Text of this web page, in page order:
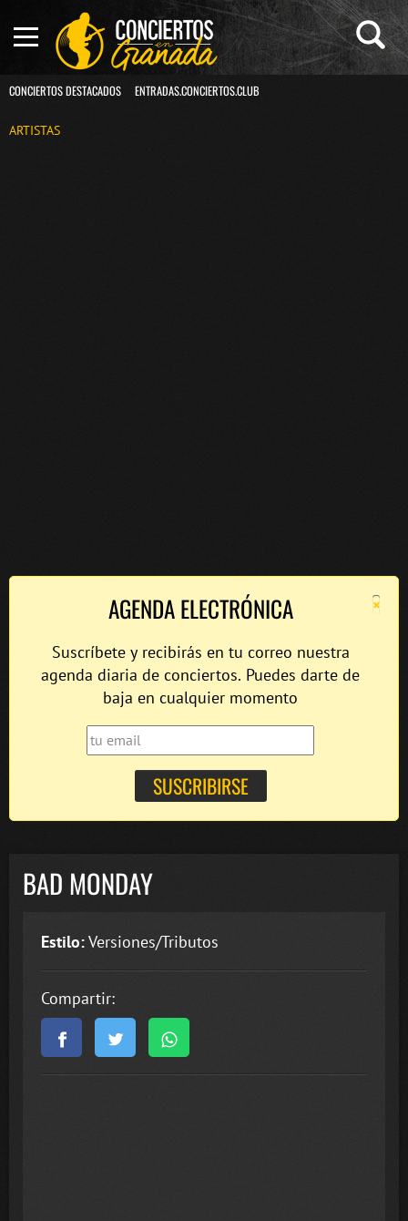
CONCIERTOS DESTACADOS ENTRADAS.CONCIERTOS.CLUB
ARTISTAS
×
AGENDA ELECTRÓNICA
Suscríbete y recibirás en tu correo nuestra
agenda diaria de conciertos. Puedes darte de
baja en cualquier momento
BAD MONDAY
Estilo:Versiones/Tributos
Compartir: